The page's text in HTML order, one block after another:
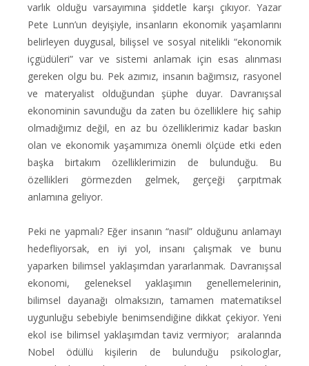
varlık olduğu varsayımına şiddetle karşı çıkıyor. Yazar
Pete Lunn’un deyişiyle, insanların ekonomik yaşamlarını
belirleyen duygusal, bilişsel ve sosyal nitelikli “ekonomik
içgüdüleri” var ve sistemi anlamak için esas alınması
gereken olgu bu. Pek azımız, insanın bağımsız, rasyonel
ve materyalist olduğundan şüphe duyar. Davranışsal
ekonominin savunduğu da zaten bu özelliklere hiç sahip
olmadığımız değil, en az bu özelliklerimiz kadar baskın
olan ve ekonomik yaşamımıza önemli ölçüde etki eden
başka birtakım özelliklerimizin de bulunduğu. Bu
özellikleri görmezden gelmek, gerçeği çarpıtmak
anlamına geliyor.
Peki ne yapmalı? Eğer insanın “nasıl” olduğunu anlamayı
hedefliyorsak, en iyi yol, insanı çalışmak ve bunu
yaparken bilimsel yaklaşımdan yararlanmak. Davranışsal
ekonomi, geleneksel yaklaşımın genellemelerinin,
bilimsel dayanağı olmaksızın, tamamen matematiksel
uygunluğu sebebiyle benimsendiğine dikkat çekiyor. Yeni
ekol ise bilimsel yaklaşımdan taviz vermiyor; aralarında
Nobel ödüllü kişilerin de bulunduğu psikologlar,